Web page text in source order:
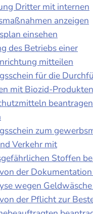
Dritter mit internen
anzeigen
einsehen
des Betriebs einer
mitteilen
für die
mit Biozid-
zum
Verkehr mit
Stoffen
der
wegen
der Pflicht zur